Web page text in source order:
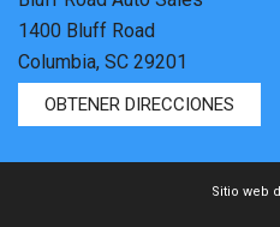
1400 Bluff Road
Columbia, SC 29201
OBTENER DIRECCIONES
Sitio web